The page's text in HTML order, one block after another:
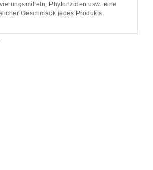
Phytonziden usw. eine
Geschmack jedes Produkts.